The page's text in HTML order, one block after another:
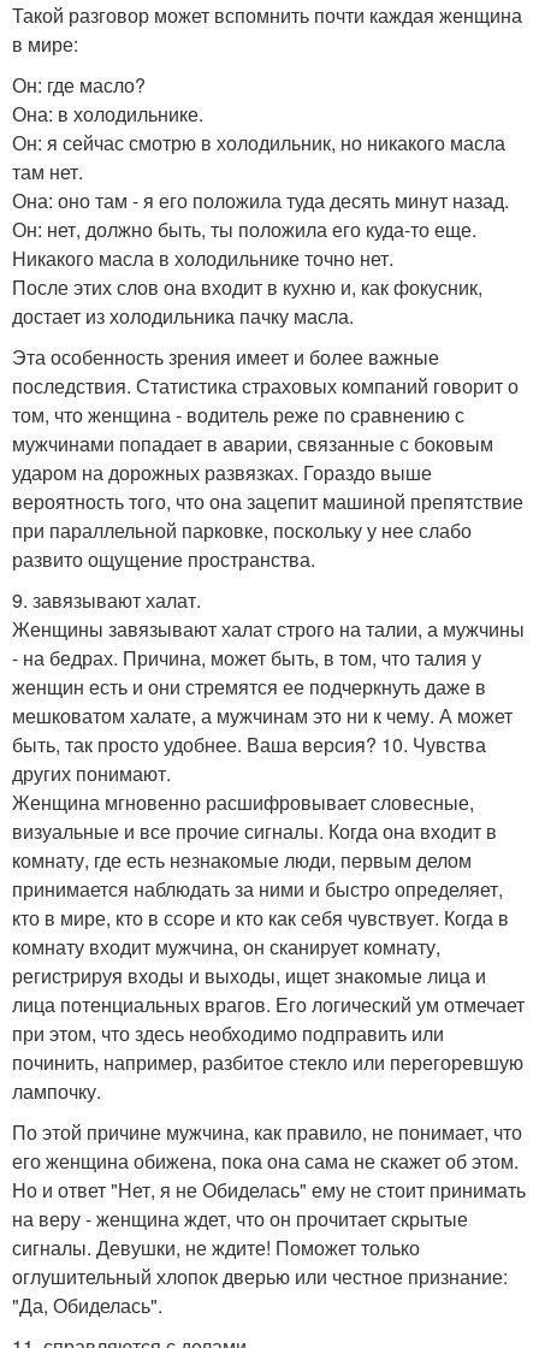
Такой разговор может вспомнить почти каждая женщина
в мире:
Он: где масло?
Она: в холодильнике.
Он: я сейчас смотрю в холодильник, но никакого масла
там нет.
Она: оно там - я его положила туда десять минут назад.
Он: нет, должно быть, ты положила его куда-то еще.
Никакого масла в холодильнике точно нет.
После этих слов она входит в кухню и, как фокусник,
достает из холодильника пачку масла.
Эта особенность зрения имеет и более важные
последствия. Статистика страховых компаний говорит о
том, что женщина - водитель реже по сравнению с
мужчинами попадает в аварии, связанные с боковым
ударом на дорожных развязках. Гораздо выше
вероятность того, что она зацепит машиной препятствие
при параллельной парковке, поскольку у нее слабо
развито ощущение пространства.
9. завязывают халат.
Женщины завязывают халат строго на талии, а мужчины
- на бедрах. Причина, может быть, в том, что талия у
женщин есть и они стремятся ее подчеркнуть даже в
мешковатом халате, а мужчинам это ни к чему. А может
быть, так просто удобнее. Ваша версия? 10. Чувства
других понимают.
Женщина мгновенно расшифровывает словесные,
визуальные и все прочие сигналы. Когда она входит в
комнату, где есть незнакомые люди, первым делом
принимается наблюдать за ними и быстро определяет,
кто в мире, кто в ссоре и кто как себя чувствует. Когда в
комнату входит мужчина, он сканирует комнату,
регистрируя входы и выходы, ищет знакомые лица и
лица потенциальных врагов. Его логический ум отмечает
при этом, что здесь необходимо подправить или
починить, например, разбитое стекло или перегоревшую
лампочку.
По этой причине мужчина, как правило, не понимает, что
его женщина обижена, пока она сама не скажет об этом.
Но и ответ "Нет, я не Обиделась" ему не стоит принимать
на веру - женщина ждет, что он прочитает скрытые
сигналы. Девушки, не ждите! Поможет только
оглушительный хлопок дверью или честное признание:
"Да, Обиделась".